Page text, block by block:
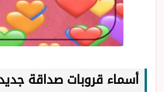
أسماء قروبات صداقة